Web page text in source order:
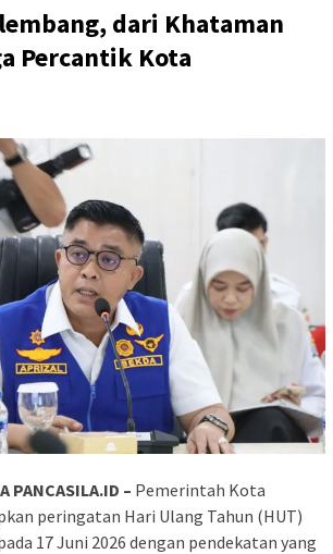
dari Khataman
Percantik Kota
PANCASILA.ID – Pemerintah Kota
peringatan Hari Ulang Tahun (HUT)
17 Juni 2026 dengan pendekatan yang